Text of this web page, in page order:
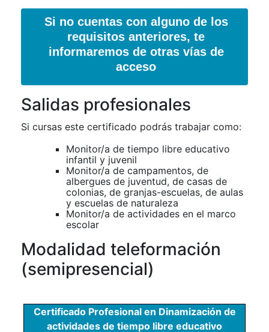
Si no cuentas con alguno de los
requisitos anteriores, te
informaremos de otras vías de
acceso
Salidas profesionales
Si cursas este certificado podrás trabajar como:
Monitor/a de tiempo libre educativo
infantil y juvenil
Monitor/a de campamentos, de
albergues de juventud, de casas de
colonias, de granjas-escuelas, de aulas
y escuelas de naturaleza
Monitor/a de actividades en el marco
escolar
Modalidad teleformación
(semipresencial)
Certificado Profesional en Dinamización de
actividades de tiempo libre educativo